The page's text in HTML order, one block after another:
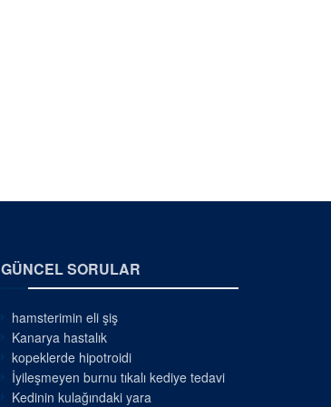
GÜNCEL SORULAR
hamsterimin eli şiş
Kanarya hastalık
kopeklerde hipotroidi
İyileşmeyen burnu tıkalı kediye tedavi
Kedinin kulağındaki yara